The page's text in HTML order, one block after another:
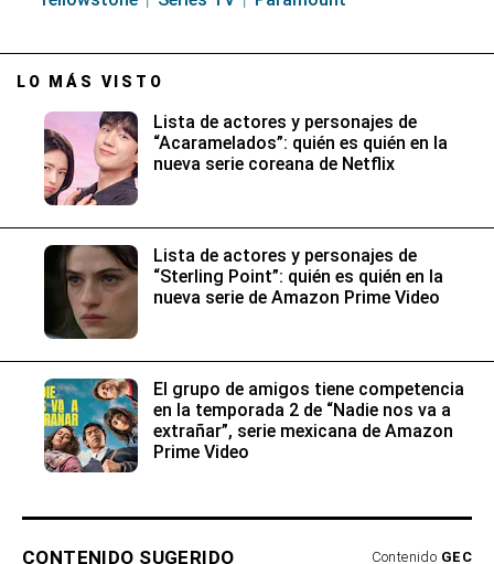
LO MÁS VISTO
Lista de actores y personajes de
“Acaramelados”: quién es quién en la
nueva serie coreana de Netflix
Lista de actores y personajes de
“Sterling Point”: quién es quién en la
nueva serie de Amazon Prime Video
El grupo de amigos tiene competencia
en la temporada 2 de “Nadie nos va a
extrañar”, serie mexicana de Amazon
Prime Video
CONTENIDO SUGERIDO Contenido GEC